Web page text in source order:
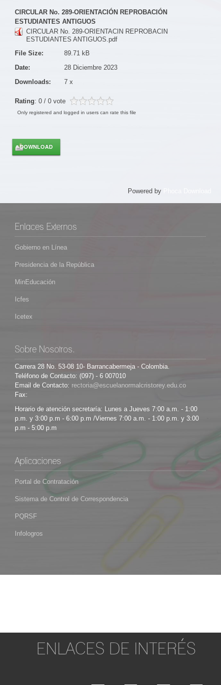
CIRCULAR No. 289-ORIENTACIÓN REPROBACIÓN
ESTUDIANTES ANTIGUOS
CIRCULAR No. 289-ORIENTACIN REPROBACIN
ESTUDIANTES ANTIGUOS.pdf
File Size:
89.71 kB
Date:
28 Diciembre 2023
Downloads:
7 x
Rating: 0 / 0 vote
Only registered and logged in users can rate this file
Powered by
Enlaces Externos
Gobierno en Línea
Presidencia de la República
MinEducación
Icfes
Icetex
Sobre Nosotros.
Carrera 28 No. 53-08 10- Barrancabermeja - Colombia.
Teléfono de Contacto: (097) - 6 007010
Email de Contacto:
Fax:
Horario de atención secretaría: Lunes a Jueves 7:00 a.m. - 1:00
p.m. y 3:00 p.m - 6:00 p.m /Viernes 7:00 a.m. - 1:00 p.m. y 3:00
p.m - 5:00 p.m
Aplicaciones
Portal de Contratación
Sistema de Control de Correspondencia
PQRSF
Infologros
ENLACES DE INTERÉS